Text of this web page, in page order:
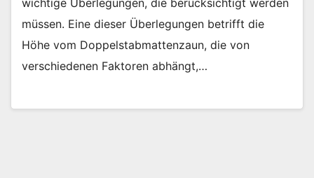
wichtige Überlegungen, die berücksichtigt werden
müssen. Eine dieser Überlegungen betrifft die
Höhe vom Doppelstabmattenzaun, die von
verschiedenen Faktoren abhängt,…